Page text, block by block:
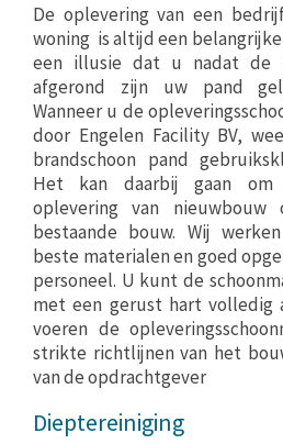
De oplevering van een
woning is altijd een
een illusie dat u nadat de
afgerond zijn uw pand
Wanneer u de
door Engelen Facility BV,
brandschoon pand
Het kan daarbij gaan om
oplevering van
bestaande bouw. Wij
beste materialen en goed
personeel. U kunt de
met een gerust hart volledig
voeren de
strikte richtlijnen van het
van de opdrachtgever
Dieptereiniging